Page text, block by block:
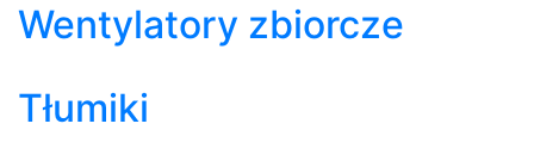
Wentylatory zbiorcze
Tłumiki